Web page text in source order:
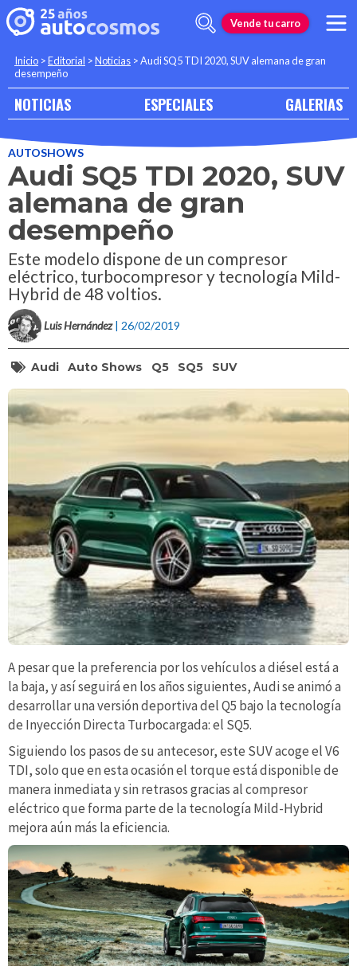
Vende tu carro
Inicio >Editorial >Noticias >Audi SQ5 TDI 2020, SUV alemana de gran
desempeño
NOTICIAS ESPECIALES GALERIAS
AUTOSHOWS
Audi SQ5 TDI 2020, SUV
alemana de gran
desempeño
Este modelo dispone de un compresor
eléctrico, turbocompresor y tecnología Mild-
Hybrid de 48 voltios.
Luis Hernández | 26/02/2019
Audi Auto Shows Q5 SQ5 SUV
A pesar que la preferencia por los vehículos a diésel está a
la baja, y así seguirá en los años siguientes, Audi se animó a
desarrollar una versión deportiva del Q5 bajo la tecnología
de Inyección Directa Turbocargada: el SQ5.
Siguiendo los pasos de su antecesor, este SUV acoge el V6
TDI, solo que en esta ocasión el torque está disponible de
manera inmediata y sin retrasos gracias al compresor
eléctrico que forma parte de la tecnología Mild-Hybrid
mejora aún más la eficiencia.